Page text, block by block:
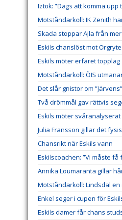
Iztok: ”Dags att komma upp
Motståndarkoll: IK Zenith
Skada stoppar Ajla från
Eskils chanslöst mot Örgryte
Eskils möter erfaret topplag
Motståndarkoll: ÖIS
Det slår gnistor om
Två drömmål gav rättvis
Eskils möter
Julia Fransson gillar det
Chansrikt när Eskils vann
Eskilscoachen: ”Vi måste få
Annika Loumaranta gillar
Motståndarkoll: Lindsdal
Enkel seger i cupen för
Eskils damer får chans